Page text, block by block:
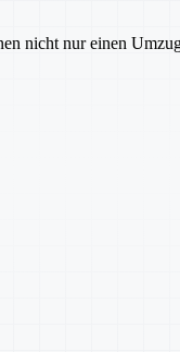
nicht nur einen